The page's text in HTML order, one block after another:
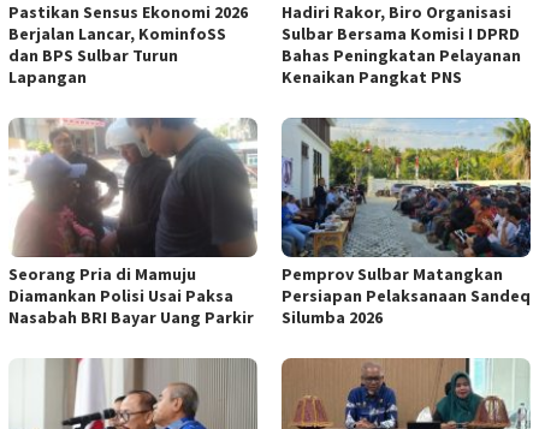
Pastikan Sensus Ekonomi 2026
Berjalan Lancar, KominfoSS
dan BPS Sulbar Turun
Lapangan
Hadiri Rakor, Biro Organisasi
Sulbar Bersama Komisi I DPRD
Bahas Peningkatan Pelayanan
Kenaikan Pangkat PNS
Seorang Pria di Mamuju
Diamankan Polisi Usai Paksa
Nasabah BRI Bayar Uang Parkir
Pemprov Sulbar Matangkan
Persiapan Pelaksanaan Sandeq
Silumba 2026